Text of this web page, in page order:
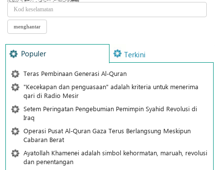
Populer Terkini
Teras Pembinaan Generasi Al-Quran
"Kecekapan dan penguasaan" adalah kriteria untuk menerima
qari di Radio Mesir
Setem Peringatan Pengebumian Pemimpin Syahid Revolusi di
Iraq
Operasi Pusat Al-Quran Gaza Terus Berlangsung Meskipun
Cabaran Berat
Ayatollah Khamenei adalah simbol kehormatan, maruah, revolusi
dan penentangan